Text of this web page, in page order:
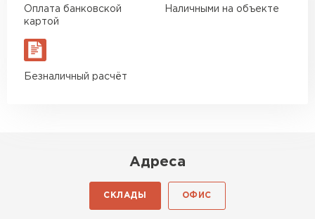
Оплата банковской
картой
Наличными на объекте
Безналичный расчёт
Адреса
СКЛАДЫ ОФИС